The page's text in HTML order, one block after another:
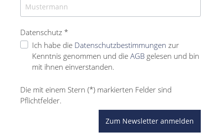
Datenschutz *
Ich habe die Datenschutzbestimmungen zur
Kenntnis genommen und die AGB gelesen und bin
mit ihnen einverstanden.
Die mit einem Stern (*) markierten Felder sind
Pflichtfelder.
Zum Newsletter anmelden